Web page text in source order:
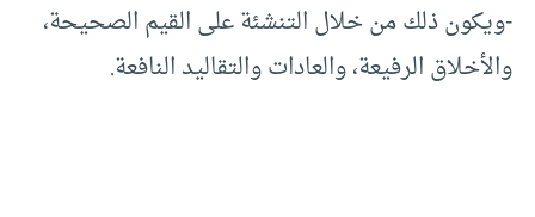
-ويكون ذلك من خلال التنشئة على القيم الصحيحة،
والأخلاق الرفيعة، والعادات والتقاليد النافعة.